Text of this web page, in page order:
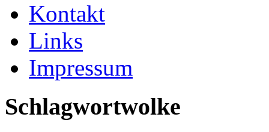
Kontakt
Links
Impressum
Schlagwortwolke